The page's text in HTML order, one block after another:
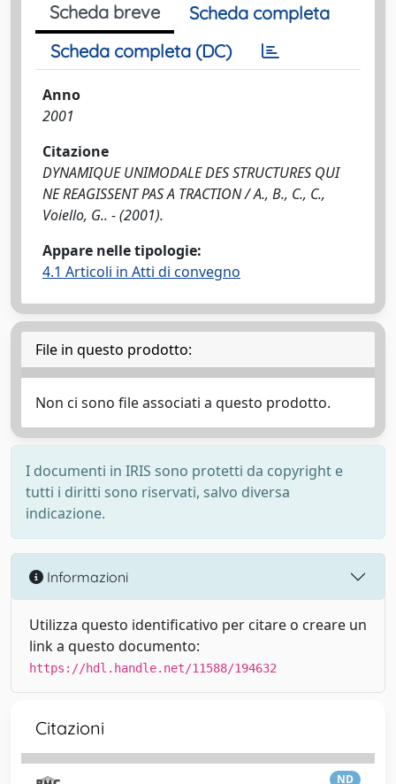
Scheda breve
Scheda completa
Scheda completa (DC)
Anno
2001
Citazione
DYNAMIQUE UNIMODALE DES STRUCTURES QUI
NE REAGISSENT PAS A TRACTION / A., B., C., C.,
Voiello, G.. - (2001).
Appare nelle tipologie:
4.1 Articoli in Atti di convegno
File in questo prodotto:
Non ci sono file associati a questo prodotto.
I documenti in IRIS sono protetti da copyright e
tutti i diritti sono riservati, salvo diversa
indicazione.
Informazioni
Utilizza questo identificativo per citare o creare un
link a questo documento:
https://hdl.handle.net/11588/194632
Citazioni
ND